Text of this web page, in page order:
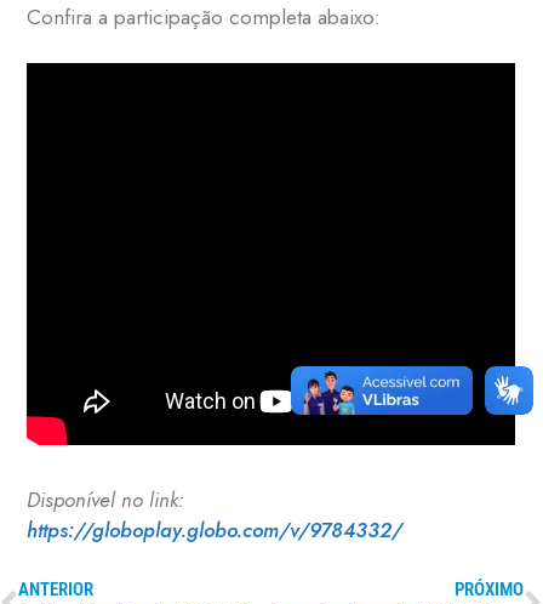
Confira a participação completa abaixo:
Disponível no link:
https://globoplay.globo.com/v/9784332/
ANTERIOR PRÓXIMO